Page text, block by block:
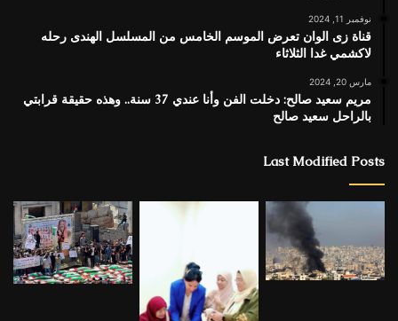
نوفمبر 11, 2024
قناة زى الوان تعرض الموسم الخامس من المسلسل الهندى رحله
لاكشمي غدا الثلاثاء
مارس 20, 2024
مريم سعيد صالح: دخلت الفن وأنا عندي 37 سنة.. وهذه حقيقة قرابتي
بالراحل سعيد صالح
Last Modified Posts